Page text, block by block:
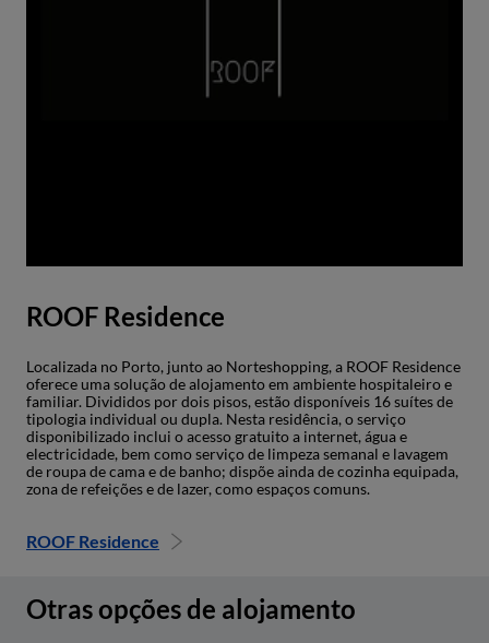
ROOF Residence
Localizada no Porto, junto ao Norteshopping, a ROOF Residence
oferece uma solução de alojamento em ambiente hospitaleiro e
familiar. Divididos por dois pisos, estão disponíveis 16 suítes de
tipologia individual ou dupla. Nesta residência, o serviço
disponibilizado inclui o acesso gratuito a internet, água e
electricidade, bem como serviço de limpeza semanal e lavagem
de roupa de cama e de banho; dispõe ainda de cozinha equipada,
zona de refeições e de lazer, como espaços comuns.
ROOF Residence
Otras opções de alojamento